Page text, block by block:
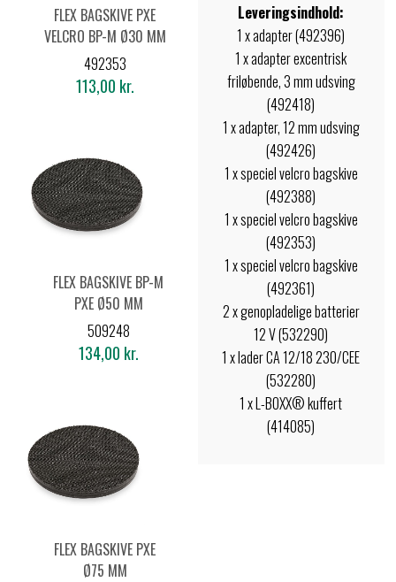
FLEX BAGSKIVE PXE
VELCRO BP-M Ø30 MM
492353
113,00 kr.
FLEX BAGSKIVE BP-M
PXE Ø50 MM
509248
134,00 kr.
FLEX BAGSKIVE PXE
Ø75 MM
Leveringsindhold:
1 x adapter (492396)
1 x adapter excentrisk
friløbende, 3 mm udsving
(492418)
1 x adapter, 12 mm udsving
(492426)
1 x speciel velcro bagskive
(492388)
1 x speciel velcro bagskive
(492353)
1 x speciel velcro bagskive
(492361)
2 x genopladelige batterier
12 V (532290)
1 x lader CA 12/18 230/CEE
(532280)
1 x L-BOXX® kuffert
(414085)